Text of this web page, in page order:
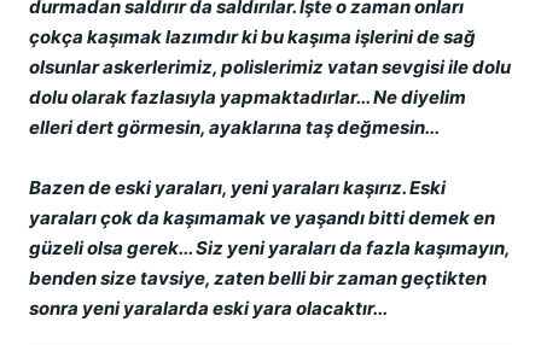
durmadan saldırır da saldırılar. İşte o zaman onları
çokça kaşımak lazımdır ki bu kaşıma işlerini de sağ
olsunlar askerlerimiz, polislerimiz vatan sevgisi ile dolu
dolu olarak fazlasıyla yapmaktadırlar... Ne diyelim
elleri dert görmesin, ayaklarına taş değmesin...
Bazen de eski yaraları, yeni yaraları kaşırız. Eski
yaraları çok da kaşımamak ve yaşandı bitti demek en
güzeli olsa gerek... Siz yeni yaraları da fazla kaşımayın,
benden size tavsiye, zaten belli bir zaman geçtikten
sonra yeni yaralarda eski yara olacaktır...